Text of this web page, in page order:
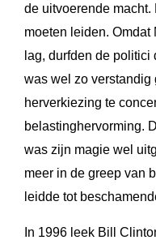
de uitvoerende macht.
moeten leiden.
lag, durfden de
was wel zo verstandig
herverkiezing te
belastinghervorming.
was zijn magie wel
meer in de greep van
leidde tot
In 1996 leek Bill